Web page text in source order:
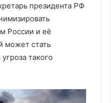
президента РФ
России и её
может стать
такого